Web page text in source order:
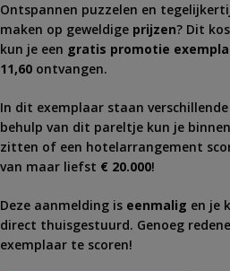
Ontspannen puzzelen en
maken op geweldige prijzen? Dit
kun je een gratis promotie
11,60 ontvangen.
In dit exemplaar staan
behulp van dit pareltje kun je
zitten of een hotelarrangement
van maar liefst € 20.000!
Deze aanmelding is eenmalig en je
direct thuisgestuurd. Genoeg
exemplaar te scoren!